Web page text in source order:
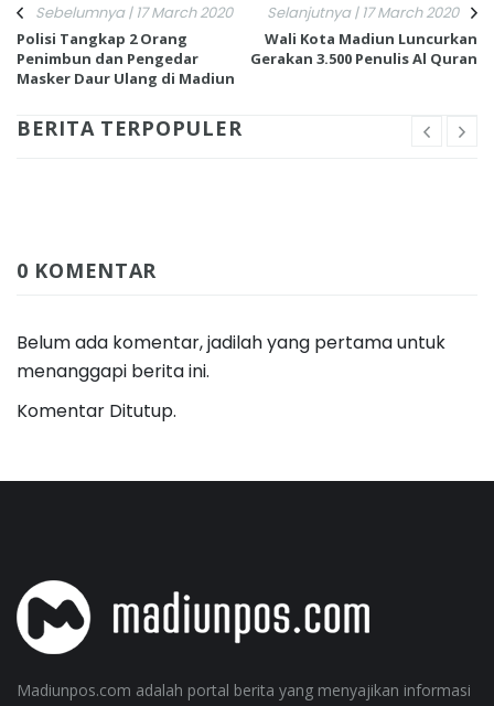
Sebelumnya | 17 March 2020
Polisi Tangkap 2 Orang
Penimbun dan Pengedar
Masker Daur Ulang di Madiun
Selanjutnya | 17 March 2020
Wali Kota Madiun Luncurkan
Gerakan 3.500 Penulis Al Quran
BERITA TERPOPULER
0 KOMENTAR
Belum ada komentar, jadilah yang pertama untuk
menanggapi berita ini.
Komentar Ditutup.
Madiunpos.com adalah portal berita yang menyajikan informasi